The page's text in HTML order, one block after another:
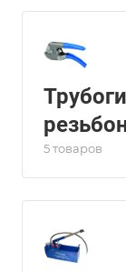
5 товаров